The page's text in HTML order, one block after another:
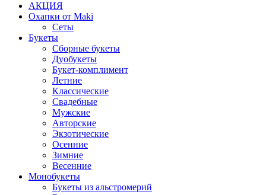
АКЦИЯ
Охапки от Maki
Сеты
Букеты
Сборные букеты
Дуобукеты
Букет-комплимент
Летние
Классические
Свадебные
Мужские
Авторские
Экзотические
Осенние
Зимние
Весенние
Монобукеты
Букеты из альстромерий